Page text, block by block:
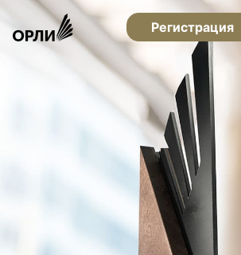
Регистрация